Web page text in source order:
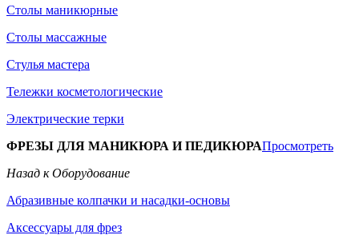
Столы маникюрные
Столы массажные
Стулья мастера
Тележки косметологические
Электрические терки
ФРЕЗЫ ДЛЯ МАНИКЮРА И ПЕДИКЮРАПросмотреть
Назад к Оборудование
Абразивные колпачки и насадки-основы
Аксессуары для фрез